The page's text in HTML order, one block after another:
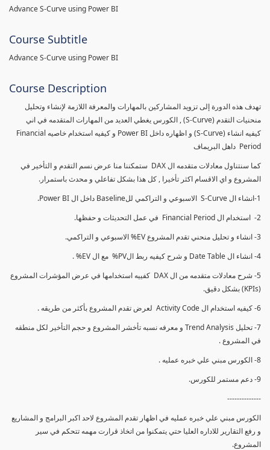
Advance S-Curve using Power BI
Course Subtitle
Advance S-Curve using Power BI
Course Description
تهدف هذه الدورة إلى تزويد المشاركين بالمهارات والمعرفة اللازمة لإنشاء وتحليل
منحنيات التقدم (S-Curve) , الكورس يغطي العديد من المهارات المتقدمه في اني
كيفيه انشاء (S-Curve) و اظهاره داخل Power BI و كيفيه استخدام خاصيه Financial
Period داهل البريماف
كما سنتناول معادلات متقدمه ال DAX ستمكننا منا عرض نسم التقدم و التأخير في
المشروع و اي الاقسام اكثر تأخيرا , كل هذا بشكل تفاعلي و محدث باستمرار.
1-انشاء ال S-Curve الاسبوعي و التراكمي للBaseline داخل ال Power BI.
2- استخدام ال Financial Period في عمل التحديثات و حفظها.
3- انشاء و تحليل منحني تقدم المشروع EV% الاسبوعي و التراكمي.
4- انشاء ال Date Table و شرح كيفيه ربط الPV% مع ال EV% .
5- شرح معادلات متقدمه من ال DAX كفييه استخدامها في عرض المؤشرات المشروع
(KPIs) بشكل دقيق.
6- كيفيه استخدام ال Activity Code لعرض تقدم المشروع بأكثر من طريقه .
7- تحليل Trend Analysis و معرفه نسبه تأخشر المشروع و حجم التأخير لكل منطقه
في المشروع .
8- الكورس مبني علي خبره عمليه .
9- دعم مستمر للكورس.
--------------
الكورس مبني علي خبره عمليه في اظهار تقدم المشروع لاحد اكبر البرامج و المشاريع
و رفع التقارير للاداره العليا حتي يتمكنوا من اتخاذ قرارت مهمه تتحكم في سير
المشروع.